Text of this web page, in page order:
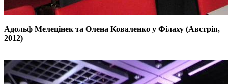
Адольф Мелецінек та Олена Коваленко у Філаху (Австрія,
2012)